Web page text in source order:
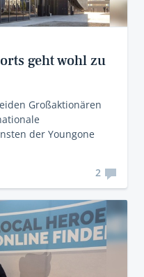
geht wohl zu
Großaktionären
der Youngone
2